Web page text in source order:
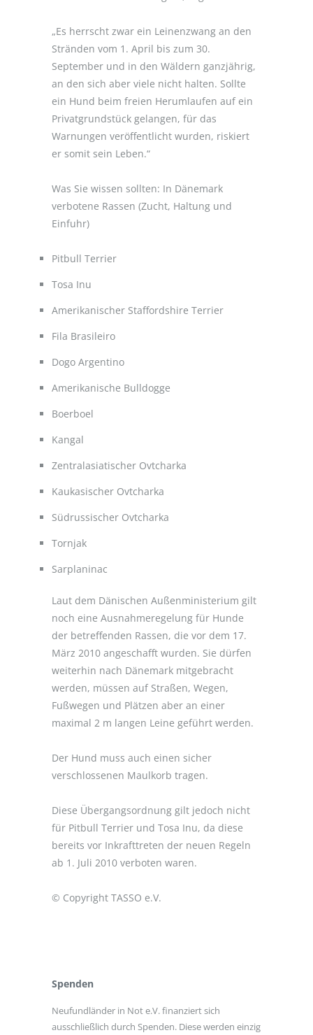
„Es herrscht zwar ein Leinenzwang an den
Stränden vom 1. April bis zum 30.
September und in den Wäldern ganzjährig,
an den sich aber viele nicht halten. Sollte
ein Hund beim freien Herumlaufen auf ein
Privatgrundstück gelangen, für das
Warnungen veröffentlicht wurden, riskiert
er somit sein Leben.“
Was Sie wissen sollten: In Dänemark
verbotene Rassen (Zucht, Haltung und
Einfuhr)
Pitbull Terrier
Tosa Inu
Amerikanischer Staffordshire Terrier
Fila Brasileiro
Dogo Argentino
Amerikanische Bulldogge
Boerboel
Kangal
Zentralasiatischer Ovtcharka
Kaukasischer Ovtcharka
Südrussischer Ovtcharka
Tornjak
Sarplaninac
Laut dem Dänischen Außenministerium gilt
noch eine Ausnahmeregelung für Hunde
der betreffenden Rassen, die vor dem 17.
März 2010 angeschafft wurden. Sie dürfen
weiterhin nach Dänemark mitgebracht
werden, müssen auf Straßen, Wegen,
Fußwegen und Plätzen aber an einer
maximal 2 m langen Leine geführt werden.
Der Hund muss auch einen sicher
verschlossenen Maulkorb tragen.
Diese Übergangsordnung gilt jedoch nicht
für Pitbull Terrier und Tosa Inu, da diese
bereits vor Inkrafttreten der neuen Regeln
ab 1. Juli 2010 verboten waren.
© Copyright TASSO e.V.
Spenden
Neufundländer in Not e.V. finanziert sich
ausschließlich durch Spenden. Diese werden einzig